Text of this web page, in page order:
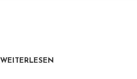
WEITERLESEN